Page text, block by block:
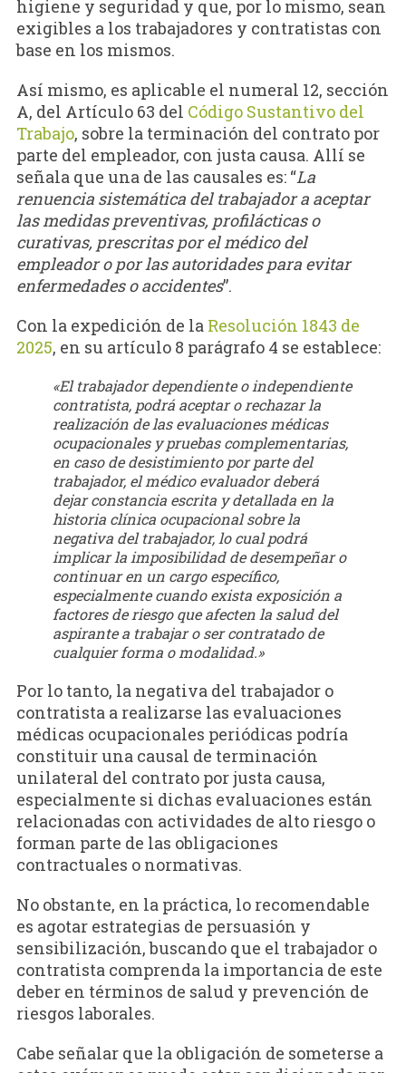
higiene y seguridad y que, por lo mismo, sean
exigibles a los trabajadores y contratistas con
base en los mismos.
Así mismo, es aplicable el numeral 12, sección
A, del Artículo 63 del Código Sustantivo del
Trabajo, sobre la terminación del contrato por
parte del empleador, con justa causa. Allí se
señala que una de las causales es: “La
renuencia sistemática del trabajador a aceptar
las medidas preventivas, profilácticas o
curativas, prescritas por el médico del
empleador o por las autoridades para evitar
enfermedades o accidentes”.
Con la expedición de la Resolución 1843 de
2025, en su artículo 8 parágrafo 4 se establece:
«El trabajador dependiente o independiente
contratista, podrá aceptar o rechazar la
realización de las evaluaciones médicas
ocupacionales y pruebas complementarias,
en caso de desistimiento por parte del
trabajador, el médico evaluador deberá
dejar constancia escrita y detallada en la
historia clínica ocupacional sobre la
negativa del trabajador, lo cual podrá
implicar la imposibilidad de desempeñar o
continuar en un cargo específico,
especialmente cuando exista exposición a
factores de riesgo que afecten la salud del
aspirante a trabajar o ser contratado de
cualquier forma o modalidad.»
Por lo tanto, la negativa del trabajador o
contratista a realizarse las evaluaciones
médicas ocupacionales periódicas podría
constituir una causal de terminación
unilateral del contrato por justa causa,
especialmente si dichas evaluaciones están
relacionadas con actividades de alto riesgo o
forman parte de las obligaciones
contractuales o normativas.
No obstante, en la práctica, lo recomendable
es agotar estrategias de persuasión y
sensibilización, buscando que el trabajador o
contratista comprenda la importancia de este
deber en términos de salud y prevención de
riesgos laborales.
Cabe señalar que la obligación de someterse a